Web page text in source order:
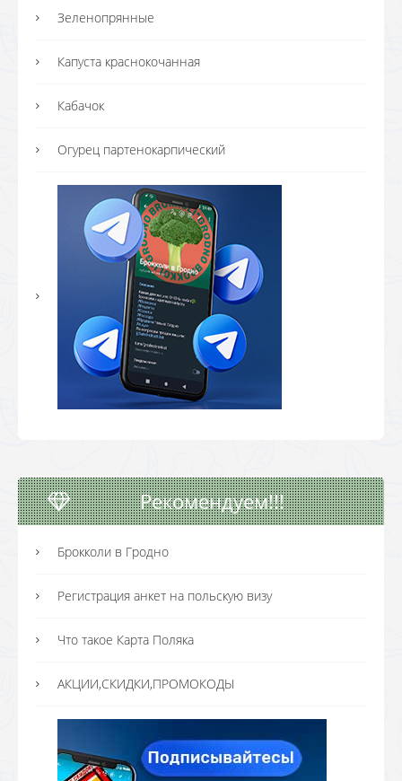
Зеленопрянные
Капуста краснокочанная
Кабачок
Огурец партенокарпический
Рекомендуем!!!
Брокколи в Гродно
Регистрация анкет на польскую визу
Что такое Карта Поляка
АКЦИИ,СКИДКИ,ПРОМОКОДЫ